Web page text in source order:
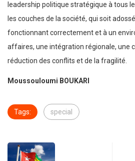
leadership politique stratégique à tous
les couches de la société, qui soit
fonctionnant correctement et à un
affaires, une intégration régionale, une
réduction des conflits et de la fragilité.
Moussouloumi BOUKARI
Tags: special